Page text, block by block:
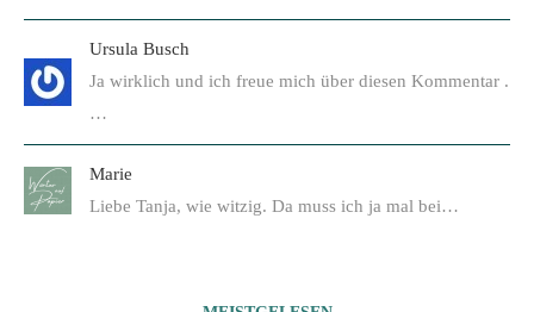
Ursula Busch
Ja wirklich und ich freue mich über diesen Kommentar .
…
Marie
Liebe Tanja, wie witzig. Da muss ich ja mal bei…